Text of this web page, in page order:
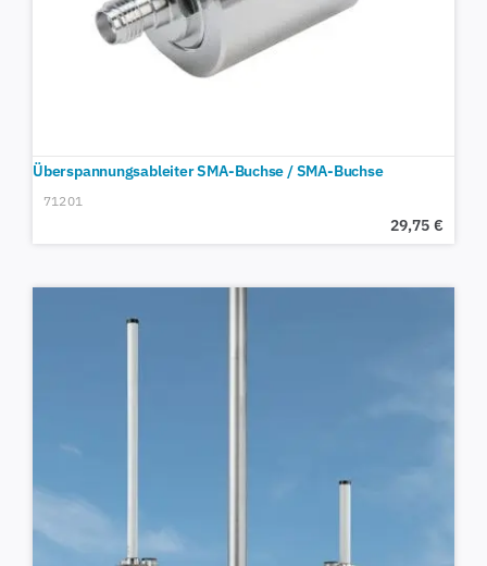
Überspannungsableiter SMA-Buchse / SMA-Buchse
71201
29,75 €